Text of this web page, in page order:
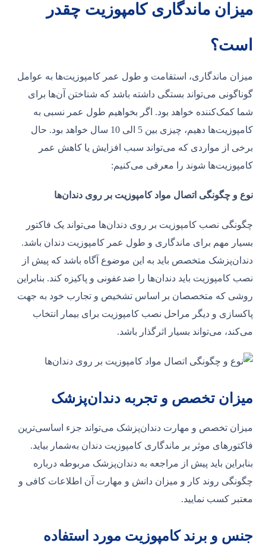
میزان ماندگاری کامپوزیت چقدر
است؟
میزان ماندگاری، استقامت و طول عمر کامپوزیت‌ها به عوامل
گوناگونی می‌تواند بستگی داشته باشد که شناختن آن‌ها برای
شما کمک‌کننده خواهد بود. اگر بخواهیم طول عمر نسبی به
کامپوزیت‌ها دهیم، چیزی بین 5 الی 10 سال خواهد بود. حال
برخی از مواردی که می‌تواند سبب افزایش یا کاهش عمر
کامپوزیت‌ها شوند را معرفی می‌کنیم:
نوع و چگونگی اتصال مواد کامپوزیت بر روی دندان‌ها
چگونگی نصب کامپوزیت بر روی دندان‌ها می‌تواند یک فاکتور
بسیار مهم برای ماندگاری و طول عمر کامپوزیت دندان باشد.
دندان‌پزشک متخصص باید به این موضوع آگاه باشد که پیش از
نصب کامپوزیت باید دندان‌ها را ضدعفونی و پاکیزه کند. بنابراین
روشی که متخصصان بر اساس تشخیص و تجارب خود به جهت
پاکسازی و دیگر مراحل نصب کامپوزیت برای بیمار انتخاب
می‌کند، می‌تواند بسیار اثرگذار باشد.
میزان تخصص و تجربه دندان‌پزشک
میزان تخصص و مهارت دندان‌پزشک می‌تواند جزء اساسی‌ترین
فاکتورهای موثر بر ماندگاری کامپوزیت دندان به‌شمار بیاید.
بنابراین باید پیش از مراجعه به دندان‌پزشک مربوطه درباره
چگونگی روند کار و میزان دانش و مهارت آن اطلاعات کافی و
معتبر کسب نمایید.
جنس و برند کامپوزیت مورد استفاده